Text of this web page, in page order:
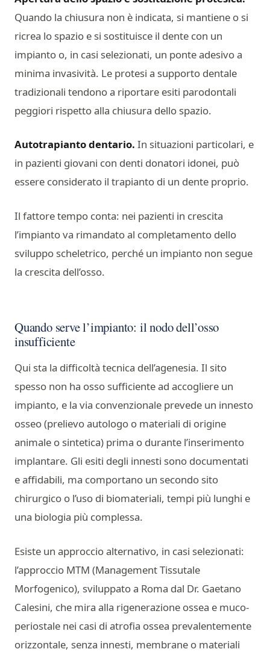
Quando la chiusura non è indicata, si mantiene o si
ricrea lo spazio e si sostituisce il dente con un
impianto o, in casi selezionati, un ponte adesivo a
minima invasività. Le protesi a supporto dentale
tradizionali tendono a riportare esiti parodontali
peggiori rispetto alla chiusura dello spazio.
Autotrapianto dentario. In situazioni particolari, e
in pazienti giovani con denti donatori idonei, può
essere considerato il trapianto di un dente proprio.
Il fattore tempo conta: nei pazienti in crescita
l’impianto va rimandato al completamento dello
sviluppo scheletrico, perché un impianto non segue
la crescita dell’osso.
Quando serve l’impianto: il nodo dell’osso
insufficiente
Qui sta la difficoltà tecnica dell’agenesia. Il sito
spesso non ha osso sufficiente ad accogliere un
impianto, e la via convenzionale prevede un innesto
osseo (prelievo autologo o materiali di origine
animale o sintetica) prima o durante l’inserimento
implantare. Gli esiti degli innesti sono documentati
e affidabili, ma comportano un secondo sito
chirurgico o l’uso di biomateriali, tempi più lunghi e
una biologia più complessa.
Esiste un approccio alternativo, in casi selezionati:
l’approccio MTM (Management Tissutale
Morfogenico), sviluppato a Roma dal Dr. Gaetano
Calesini, che mira alla rigenerazione ossea e muco-
periostale nei casi di atrofia ossea prevalentemente
orizzontale, senza innesti, membrane o materiali